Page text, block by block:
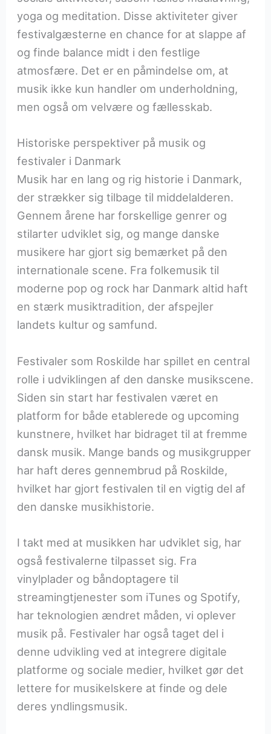
yoga og meditation. Disse aktiviteter giver
festivalgæsterne en chance for at slappe af
og finde balance midt i den festlige
atmosfære. Det er en påmindelse om, at
musik ikke kun handler om underholdning,
men også om velvære og fællesskab.
Historiske perspektiver på musik og
festivaler i Danmark
Musik har en lang og rig historie i Danmark,
der strækker sig tilbage til middelalderen.
Gennem årene har forskellige genrer og
stilarter udviklet sig, og mange danske
musikere har gjort sig bemærket på den
internationale scene. Fra folkemusik til
moderne pop og rock har Danmark altid haft
en stærk musiktradition, der afspejler
landets kultur og samfund.
Festivaler som Roskilde har spillet en central
rolle i udviklingen af den danske musikscene.
Siden sin start har festivalen været en
platform for både etablerede og upcoming
kunstnere, hvilket har bidraget til at fremme
dansk musik. Mange bands og musikgrupper
har haft deres gennembrud på Roskilde,
hvilket har gjort festivalen til en vigtig del af
den danske musikhistorie.
I takt med at musikken har udviklet sig, har
også festivalerne tilpasset sig. Fra
vinylplader og båndoptagere til
streamingtjenester som iTunes og Spotify,
har teknologien ændret måden, vi oplever
musik på. Festivaler har også taget del i
denne udvikling ved at integrere digitale
platforme og sociale medier, hvilket gør det
lettere for musikelskere at finde og dele
deres yndlingsmusik.